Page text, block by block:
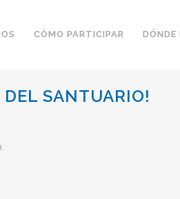
CÓMO PARTICIPAR DÓNDE
SANTUARIO!